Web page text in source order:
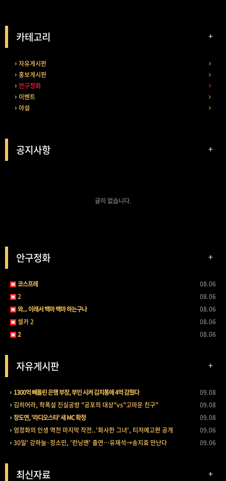
+
카테고리
자유게시판
홍보게시판
안구정화
이벤트
야설
+
공지사항
글이 없습니다.
+
안구정화
08.06
코스프레
08.06
2
08.06
와... 이래서 백마 백마 하는구나
08.06
셀카 2
08.06
2
+
자유게시판
09.08
1300억 빼돌린 은행 부장, 부인 시켜 김치통에 4억 감췄다
09.08
김히어라, 학폭설 진실공방 "공포의 대상"vs"고마운 친구"
09.08
장도연, '라디오스타' 새 MC 확정
09.06
엄정화의 인생 역전 마지막 작전..'화사한 그녀', 티저예고편 공개
09.06
30일' 강하늘·정소민, '런닝맨' 출연…유재석→송지효 만난다
+
최신자료